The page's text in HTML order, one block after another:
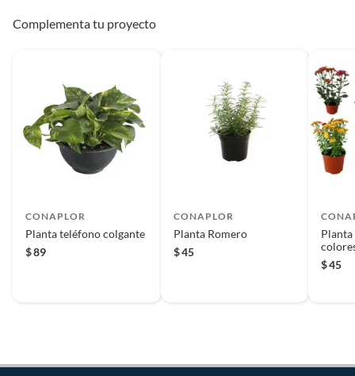
Complementa tu proyecto
CONAPLOR
Planta teléfono colgante
$89
CONAPLOR
Planta Romero
$45
$45